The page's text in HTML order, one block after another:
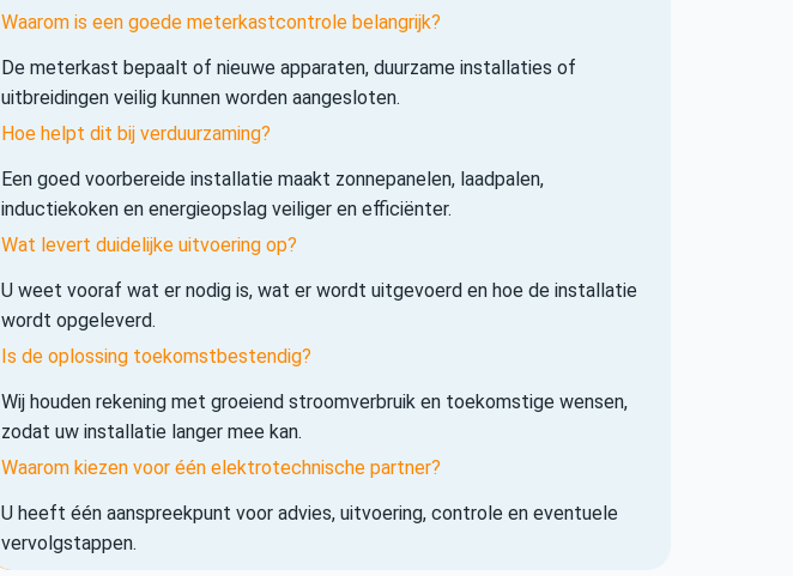
Waarom is een goede meterkastcontrole belangrijk?
De meterkast bepaalt of nieuwe apparaten, duurzame installaties of
uitbreidingen veilig kunnen worden aangesloten.
Hoe helpt dit bij verduurzaming?
Een goed voorbereide installatie maakt zonnepanelen, laadpalen,
inductiekoken en energieopslag veiliger en efficiënter.
Wat levert duidelijke uitvoering op?
U weet vooraf wat er nodig is, wat er wordt uitgevoerd en hoe de installatie
wordt opgeleverd.
Is de oplossing toekomstbestendig?
Wij houden rekening met groeiend stroomverbruik en toekomstige wensen,
zodat uw installatie langer mee kan.
Waarom kiezen voor één elektrotechnische partner?
U heeft één aanspreekpunt voor advies, uitvoering, controle en eventuele
vervolgstappen.